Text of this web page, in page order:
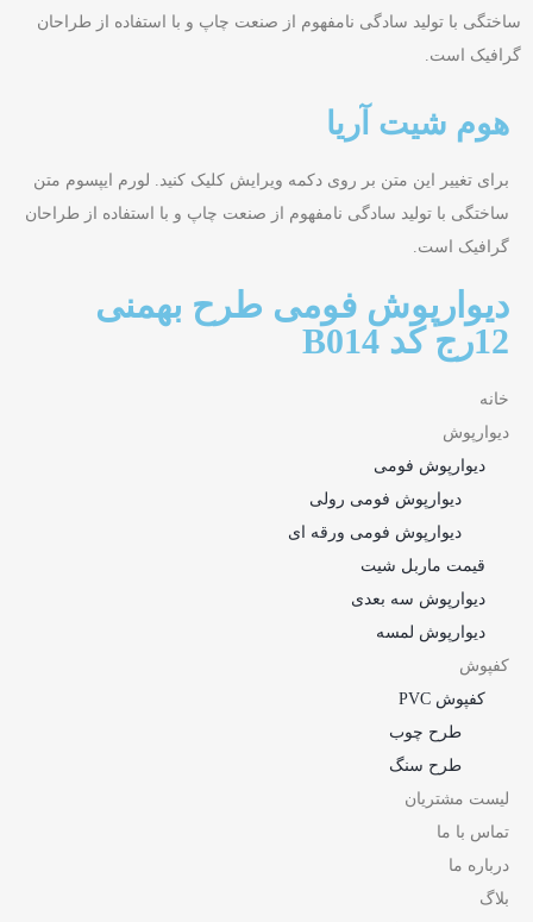
ساختگی با تولید سادگی نامفهوم از صنعت چاپ و با استفاده از طراحان
گرافیک است.
هوم شیت آریا
برای تغییر این متن بر روی دکمه ویرایش کلیک کنید. لورم ایپسوم متن
ساختگی با تولید سادگی نامفهوم از صنعت چاپ و با استفاده از طراحان
گرافیک است.
دیوارپوش فومی طرح بهمنی
12رج کد B014
خانه
دیوارپوش
دیوارپوش فومی
دیوارپوش فومی رولی
دیوارپوش فومی ورقه ای
قیمت ماربل شیت
دیوارپوش سه بعدی
دیوارپوش لمسه
کفپوش
کفپوش PVC
طرح چوب
طرح سنگ
لیست مشتریان
تماس با ما
درباره ما
بلاگ